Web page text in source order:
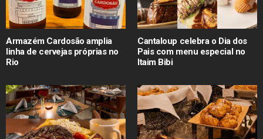
Armazém Cardosão amplia
linha de cervejas próprias no
Rio
Cantaloup celebra o Dia dos
Pais com menu especial no
Itaim Bibi